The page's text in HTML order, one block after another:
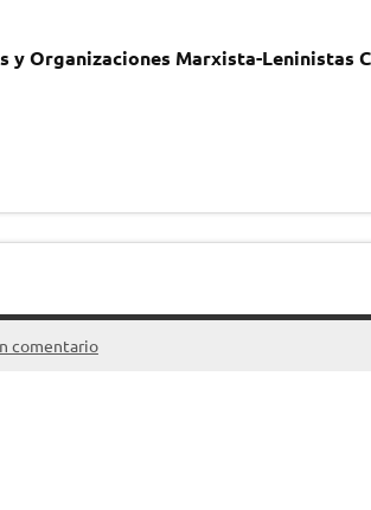
Organizaciones Marxista-Leninistas
comentario